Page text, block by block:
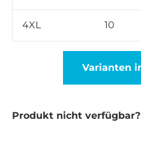
4XL 10
Varianten
Produkt nicht verfügbar?